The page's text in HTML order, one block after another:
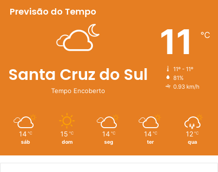
Previsão do Tempo
Santa Cruz do Sul
Tempo Encoberto
11 ℃
11º - 11º
81%
0.93 km/h
14 ℃
sáb
15 ℃
dom
14 ℃
seg
14 ℃
ter
12 ℃
qua